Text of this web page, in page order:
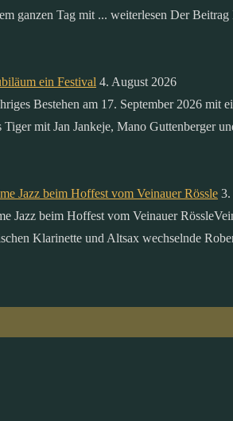
ganzen Tag mit ... weiterlesen Der
ein Festival 4. August 2026
Bestehen am 17. September 2026
mit Jan Jankeje, Mano Guttenberger
Jazz beim Hoffest vom Veinauer Rössle 3.
Jazz beim Hoffest vom Veinauer
Klarinette und Altsax wechselnde